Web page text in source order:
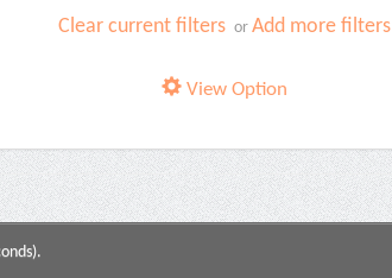
Clear current filters orAdd more filters
View Option